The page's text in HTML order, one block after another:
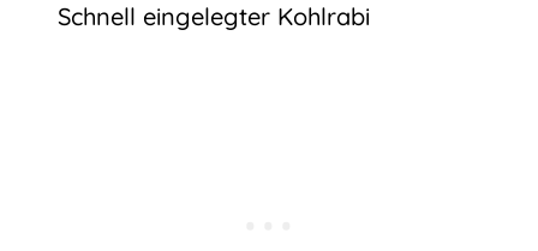
Schnell eingelegter Kohlrabi